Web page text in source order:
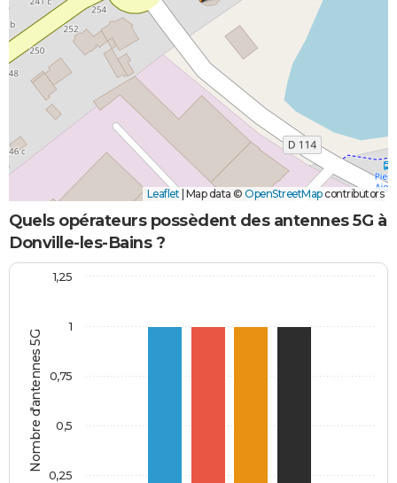
Leaflet Map data © OpenStreetMapcontributors
Quels opérateurs possèdent des antennes 5G à
Donville-les-Bains ?
Nombre d'antennes 5G
0,25
0,5
0,75
1
1,25